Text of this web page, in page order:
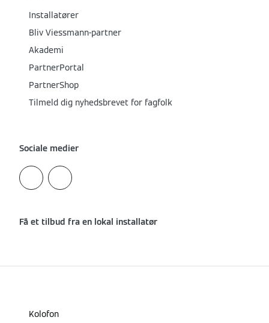
Installatører
Bliv Viessmann-partner
Akademi
PartnerPortal
PartnerShop
Tilmeld dig nyhedsbrevet for fagfolk
Sociale medier
Få et tilbud fra en lokal installatør
Kolofon